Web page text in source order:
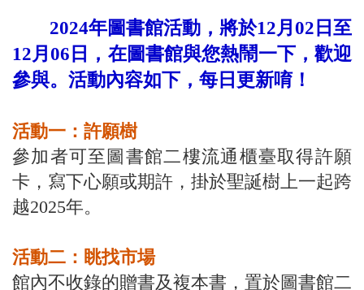
2024年圖書館活動，將於12月02日至
12月06日，在圖書館與您熱鬧一下，歡迎
參與。活動內容如下，每日更新唷！
活動一：許願樹
參加者可至圖書館二樓流通櫃臺取得許願
卡，寫下心願或期許，掛於聖誕樹上一起跨
越2025年。
活動二：眺找市場
館內不收錄的贈書及複本書，置於圖書館二